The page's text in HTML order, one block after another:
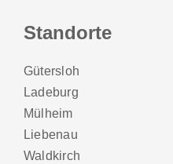
Standorte
Gütersloh
Ladeburg
Mülheim
Liebenau
Waldkirch